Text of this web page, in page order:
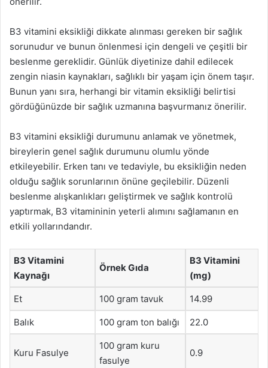
B3 vitamini eksikliği dikkate alınması gereken bir sağlık
sorunudur ve bunun önlenmesi için dengeli ve çeşitli bir
beslenme gereklidir. Günlük diyetinize dahil edilecek
zengin niasin kaynakları, sağlıklı bir yaşam için önem taşır.
Bunun yanı sıra, herhangi bir vitamin eksikliği belirtisi
gördüğünüzde bir sağlık uzmanına başvurmanız önerilir.
B3 vitamini eksikliği durumunu anlamak ve yönetmek,
bireylerin genel sağlık durumunu olumlu yönde
etkileyebilir. Erken tanı ve tedaviyle, bu eksikliğin neden
olduğu sağlık sorunlarının önüne geçilebilir. Düzenli
beslenme alışkanlıkları geliştirmek ve sağlık kontrolü
yaptırmak, B3 vitamininin yeterli alımını sağlamanın en
etkili yollarındandır.
B3 Vitamini
Kaynağı
Örnek Gıda
B3 Vitamini
(mg)
Et 100 gram tavuk 14.99
Balık 100 gram ton balığı 22.0
Kuru Fasulye
100 gram kuru
fasulye
0.9